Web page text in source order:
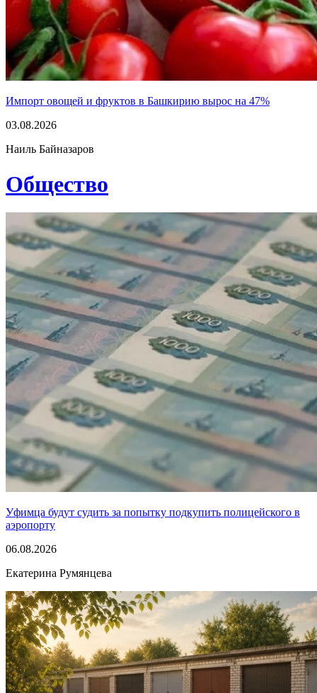
Импорт овощей и фруктов в Башкирию вырос на 47%
03.08.2026
Наиль Байназаров
Общество
Уфимца будут судить за попытку подкупить полицейского в
аэропорту
06.08.2026
Екатерина Румянцева